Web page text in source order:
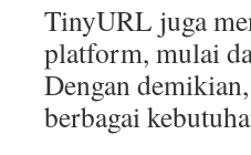
TinyURL juga
platform, mulai
Dengan
berbagai